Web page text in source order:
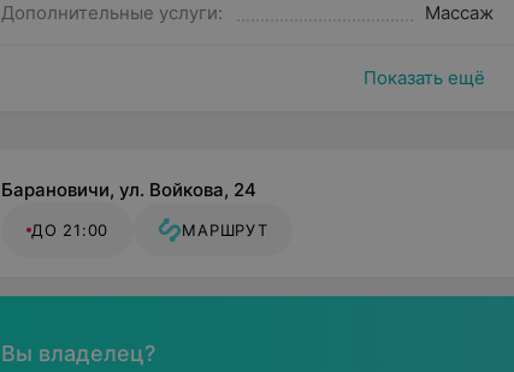
Дополнительные услуги:
Массаж
Показать ещё
Барановичи, ул. Войкова, 24
ДО 21:00 МАРШРУТ
Вы владелец?